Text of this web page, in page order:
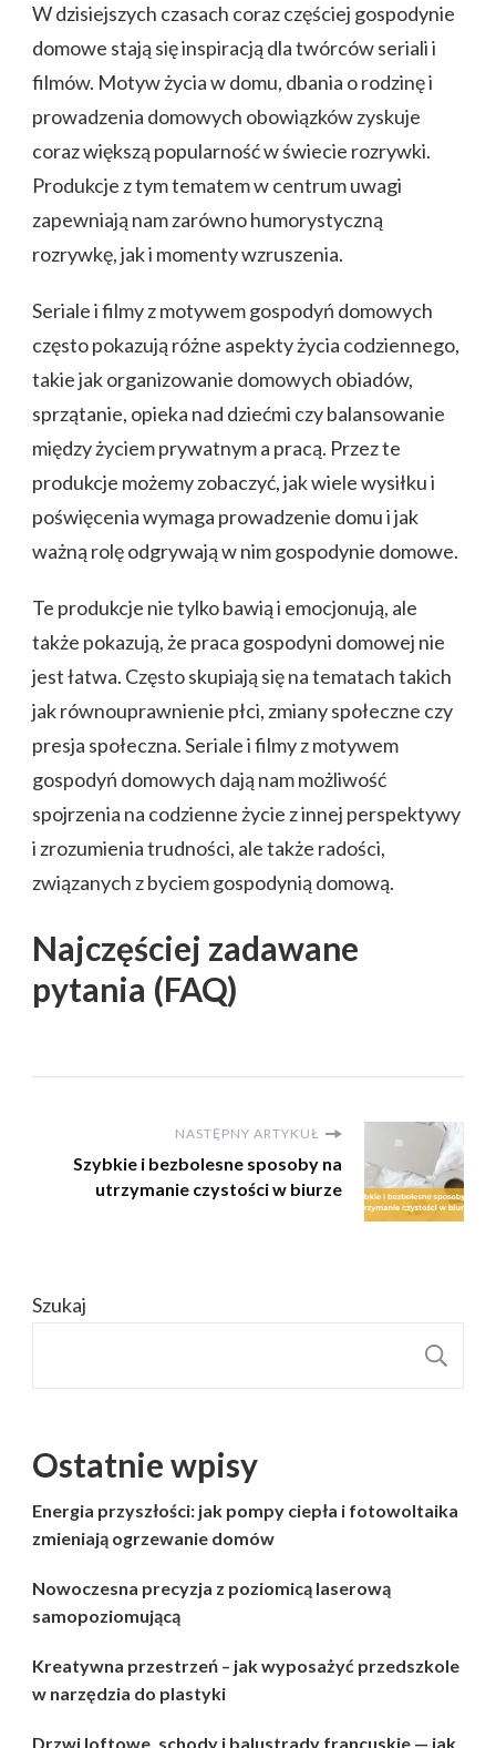
W dzisiejszych czasach coraz częściej gospodynie
domowe stają się inspiracją dla twórców seriali i
filmów. Motyw życia w domu, dbania o rodzinę i
prowadzenia domowych obowiązków zyskuje
coraz większą popularność w świecie rozrywki.
Produkcje z tym tematem w centrum uwagi
zapewniają nam zarówno humorystyczną
rozrywkę, jak i momenty wzruszenia.
Seriale i filmy z motywem gospodyń domowych
często pokazują różne aspekty życia codziennego,
takie jak organizowanie domowych obiadów,
sprzątanie, opieka nad dziećmi czy balansowanie
między życiem prywatnym a pracą. Przez te
produkcje możemy zobaczyć, jak wiele wysiłku i
poświęcenia wymaga prowadzenie domu i jak
ważną rolę odgrywają w nim gospodynie domowe.
Te produkcje nie tylko bawią i emocjonują, ale
także pokazują, że praca gospodyni domowej nie
jest łatwa. Często skupiają się na tematach takich
jak równouprawnienie płci, zmiany społeczne czy
presja społeczna. Seriale i filmy z motywem
gospodyń domowych dają nam możliwość
spojrzenia na codzienne życie z innej perspektywy
i zrozumienia trudności, ale także radości,
związanych z byciem gospodynią domową.
Najczęściej zadawane
pytania (FAQ)
NASTĘPNY ARTYKUŁ
Szybkie i bezbolesne sposoby na
utrzymanie czystości w biurze
Szukaj
Ostatnie wpisy
Energia przyszłości: jak pompy ciepła i fotowoltaika
zmieniają ogrzewanie domów
Nowoczesna precyzja z poziomicą laserową
samopoziomującą
Kreatywna przestrzeń – jak wyposażyć przedszkole
w narzędzia do plastyki
Drzwi loftowe, schody i balustrady francuskie — jak